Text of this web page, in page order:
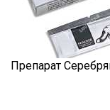
Препарат